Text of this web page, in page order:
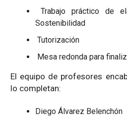
Trabajo práctico de
Sostenibilidad
Tutorización
Mesa redonda para
El equipo de profesores
lo completan:
Diego Álvarez Belenchón